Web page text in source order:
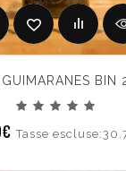
BIN
Tasse